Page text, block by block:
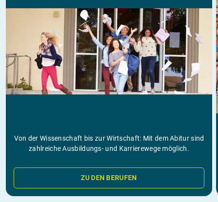
Von der Wissenschaft bis zur Wirtschaft: Mit dem Abitur sind
zahlreiche Ausbildungs- und Karrierewege möglich.
ZU DEN BERUFEN